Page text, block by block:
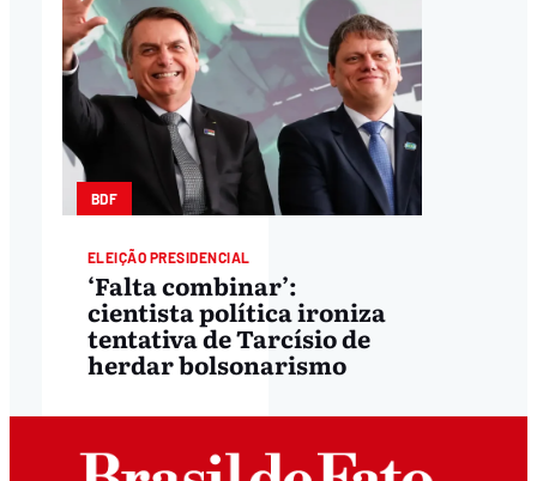
BDF
ELEIÇÃO PRESIDENCIAL
‘Falta combinar’:
cientista política ironiza
tentativa de Tarcísio de
herdar bolsonarismo